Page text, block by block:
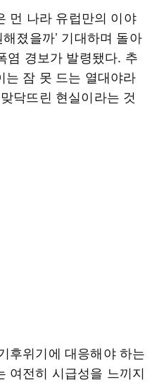
먼 나라 유럽만의 이야
졌을까’ 기대하며 돌아
염 경보가 발령됐다. 추
는 잠 못 드는 열대야라
닥뜨린 현실이라는 것
후위기에 대응해야 하는
여전히 시급성을 느끼지